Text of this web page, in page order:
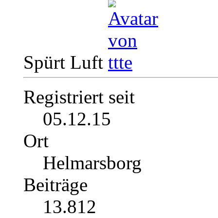
Spürt Luft
Registriert seit
05.12.15
Ort
Helmarsborg
Beiträge
13.812